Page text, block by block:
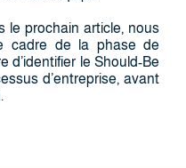
le prochain article, nous
cadre de la phase de
d’identifier le Should-Be
d’entreprise, avant